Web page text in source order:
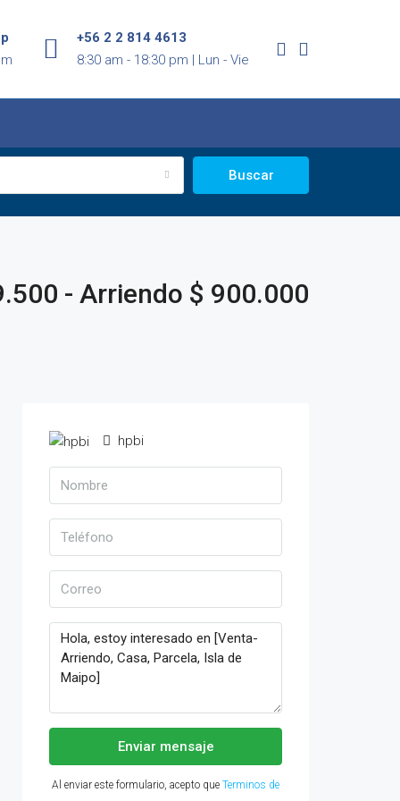
+56 2 2 814 4613
8:30 am - 18:30 pm | Lun - Vie
Buscar
- Arriendo $ 900.000
hpbi
Enviar mensaje
Al enviar este formulario, acepto que Terminos de